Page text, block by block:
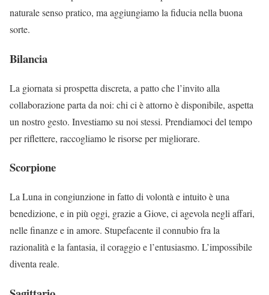
naturale senso pratico, ma aggiungiamo la fiducia nella buona
sorte.
Bilancia
La giornata si prospetta discreta, a patto che l’invito alla
collaborazione parta da noi: chi ci è attorno è disponibile, aspetta
un nostro gesto. Investiamo su noi stessi. Prendiamoci del tempo
per riflettere, raccogliamo le risorse per migliorare.
Scorpione
La Luna in congiunzione in fatto di volontà e intuito è una
benedizione, e in più oggi, grazie a Giove, ci agevola negli affari,
nelle finanze e in amore. Stupefacente il connubio fra la
razionalità e la fantasia, il coraggio e l’entusiasmo. L’impossibile
diventa reale.